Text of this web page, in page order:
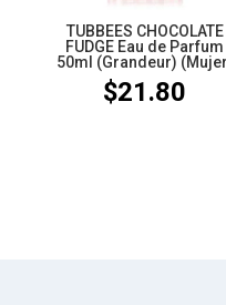
TUBBEES CHOCOLATE
FUDGE Eau de Parfum
50ml (Grandeur)
$21.80